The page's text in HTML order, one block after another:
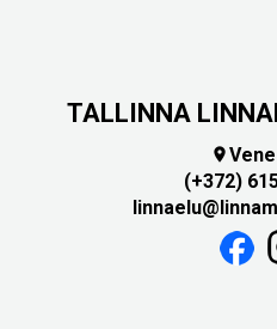
TALLINNA

(+372)